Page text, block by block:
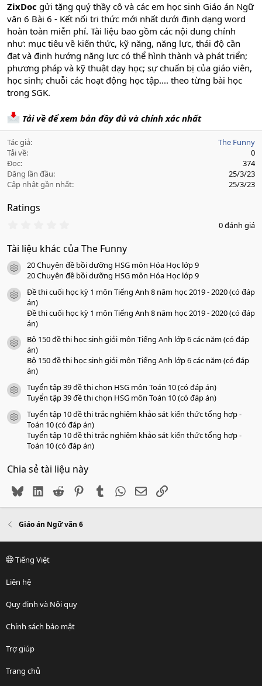
ZixDoc gửi tặng quý thầy cô và các em học sinh Giáo án Ngữ
văn 6 Bài 6 - Kết nối tri thức mới nhất dưới định dạng word
hoàn toàn miễn phí. Tài liệu bao gồm các nội dung chính
như: mục tiêu về kiến thức, kỹ năng, năng lực, thái độ cần
đạt và định hướng năng lực có thể hình thành và phát triển;
phương pháp và kỹ thuật dạy học; sự chuẩn bị của giáo viên,
học sinh; chuỗi các hoạt động học tập.... theo từng bài học
trong SGK.
Tải về để xem bản đầy đủ và chính xác nhất
Tác giả
The Funny
Tải về
0
Đọc
374
Đăng lần đầu
25/3/23
Cập nhật gần nhất
25/3/23
Ratings
0
0
s
a
o
0 đánh giá
Tài liệu khác của The Funny
icon tài liệu
20 Chuyên đề bồi dưỡng HSG môn Hóa Học lớp 9
20 Chuyên đề bồi dưỡng HSG môn Hóa Học lớp 9
icon tài liệu
Đề thi cuối học kỳ 1 môn Tiếng Anh 8 năm học 2019 - 2020 (có đáp
án)
Đề thi cuối học kỳ 1 môn Tiếng Anh 8 năm học 2019 - 2020 (có đáp
án)
icon tài liệu
Bộ 150 đề thi học sinh giỏi môn Tiếng Anh lớp 6 các năm (có đáp
án)
Bộ 150 đề thi học sinh giỏi môn Tiếng Anh lớp 6 các năm (có đáp
án)
icon tài liệu
Tuyển tập 39 đề thi chọn HSG môn Toán 10 (có đáp án)
Tuyển tập 39 đề thi chọn HSG môn Toán 10 (có đáp án)
icon tài liệu
Tuyển tập 10 đề thi trắc nghiệm khảo sát kiến thức tổng hợp -
Toán 10 (có đáp án)
Tuyển tập 10 đề thi trắc nghiệm khảo sát kiến thức tổng hợp -
Toán 10 (có đáp án)
Chia sẻ tài liệu này
BlueskyLinkedIn
Reddit PinterestTumblr WhatsApp
EmailLink
Giáo án Ngữ văn 6
Tiếng Việt
Liên hệ
Quy định và Nội quy
Chính sách bảo mật
Trợ giúp
Trang chủ